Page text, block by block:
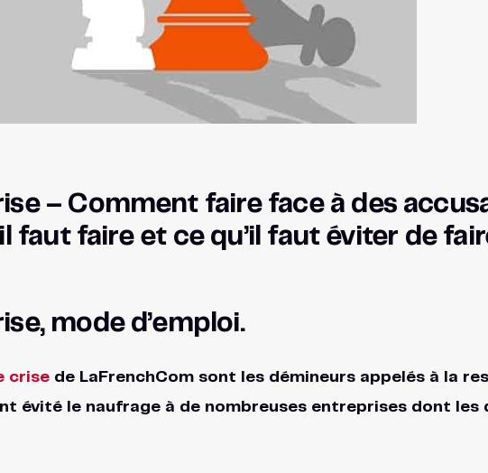
– Comment faire face à des
faut faire et ce qu’il faut éviter de
mode d’emploi.
crisede LaFrenchCom sont les démineurs appelés à la
évité le naufrage à de nombreuses entreprises dont